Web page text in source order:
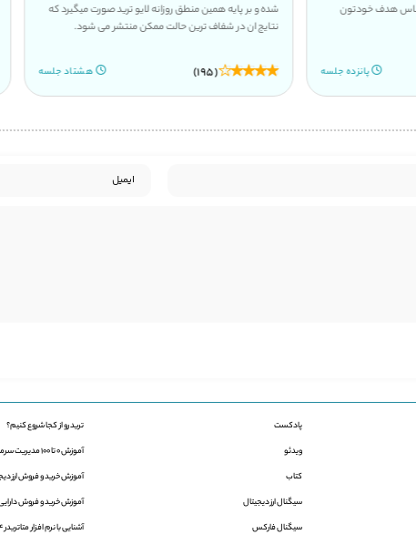
هدف خودتون
پانزده جلسه
شده و بر پایه همین منطق روزانه لایو ترید صورت میگیرد که
نتایج ان در شفاف ترین حالت ممکن منتشر می شود.
(195) هشتاد جلسه
پادکست
ویدئو
کتاب
سیگنال ارز دیجیتال
سیگنال فارکس
ترید رو از کجا شروع کنیم؟
آموزش 0 تا 100 مدیریت سرمایه در فارکس
آموزش خرید و فروش ارز
آموزش خرید و فروش دارایی
آشنایی با نرم افزار متاتریدر 4 و 5 | MetaTrader